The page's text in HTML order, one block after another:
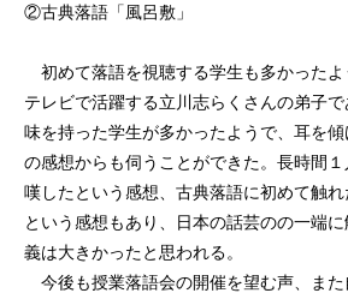
②古典落語「風呂敷」
初めて落語を視聴する学生も多かった
テレビで活躍する立川志らくさんの弟子
味を持った学生が多かったようで、耳を
の感想からも伺うことができた。長時間
嘆したという感想、古典落語に初めて触
という感想もあり、日本の話芸のの一端
義は大きかったと思われる。
今後も授業落語会の開催を望む声、また